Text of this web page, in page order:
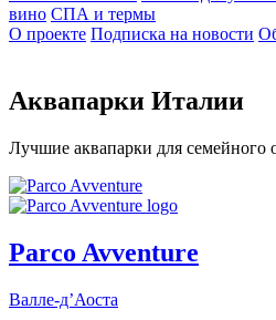
вино СПА и термы
О проекте Подписка на новости
Аквапарки Италии
Лучшие аквапарки для семейного
Parco Avventure
Валле-д’Аоста